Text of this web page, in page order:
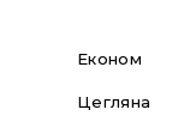
Економ
Цегляна